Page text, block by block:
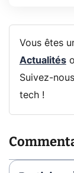
Vous êtes
Actualités
Suivez-
tech !